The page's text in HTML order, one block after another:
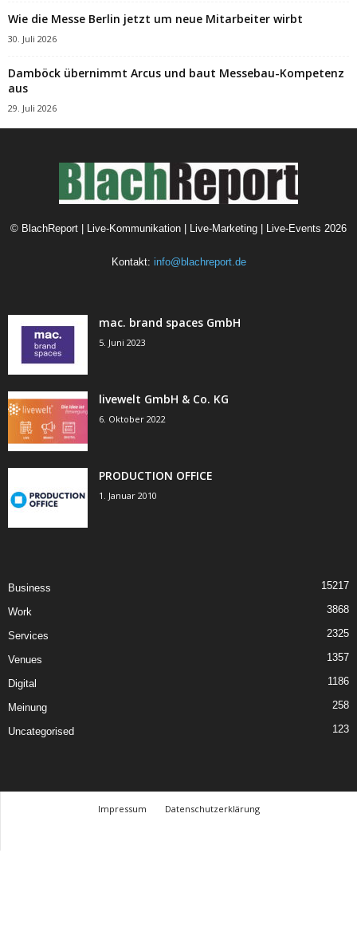
Wie die Messe Berlin jetzt um neue Mitarbeiter wirbt
30. Juli 2026
Damböck übernimmt Arcus und baut Messebau-Kompetenz
aus
29. Juli 2026
© BlachReport | Live-Kommunikation | Live-Marketing | Live-Events 2026
Kontakt: info@blachreport.de
mac. brand spaces GmbH
5. Juni 2023
livewelt GmbH & Co. KG
6. Oktober 2022
PRODUCTION OFFICE
1. Januar 2010
Business 15217
Work 3868
Services 2325
Venues 1357
Digital 1186
Meinung 258
Uncategorised 123
Impressum
Datenschutzerklärung